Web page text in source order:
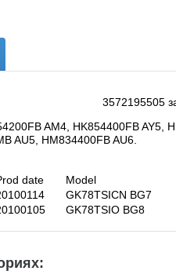
2 шт. 3572195505
AM4, HK854400FB AY5,
AU5, HM834400FB AU6.
date Model
GK78TSICN BG7
GK78TSIO BG8